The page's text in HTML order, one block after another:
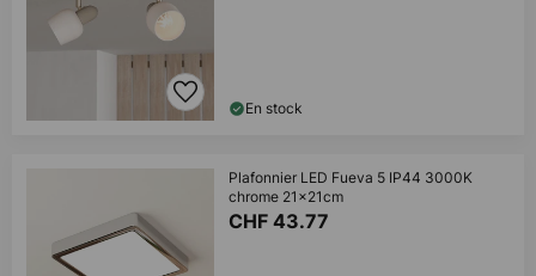
En stock
Plafonnier LED Fueva 5 IP44 3000K
chrome 21x21cm
CHF 43.77